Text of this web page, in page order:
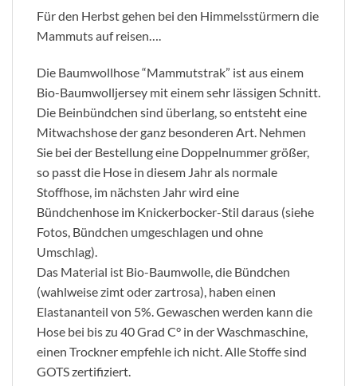
Für den Herbst gehen bei den Himmelsstürmern die
Mammuts auf reisen….
Die Baumwollhose “Mammutstrak” ist aus einem
Bio-Baumwolljersey mit einem sehr lässigen Schnitt.
Die Beinbündchen sind überlang, so entsteht eine
Mitwachshose der ganz besonderen Art. Nehmen
Sie bei der Bestellung eine Doppelnummer größer,
so passt die Hose in diesem Jahr als normale
Stoffhose, im nächsten Jahr wird eine
Bündchenhose im Knickerbocker-Stil daraus (siehe
Fotos, Bündchen umgeschlagen und ohne
Umschlag).
Das Material ist Bio-Baumwolle, die Bündchen
(wahlweise zimt oder zartrosa), haben einen
Elastananteil von 5%. Gewaschen werden kann die
Hose bei bis zu 40 Grad C° in der Waschmaschine,
einen Trockner empfehle ich nicht. Alle Stoffe sind
GOTS zertifiziert.